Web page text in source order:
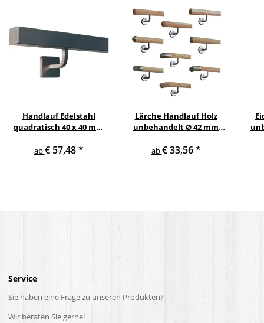
Handlauf Edelstahl
quadratisch 40 x 40 mm
Edelstahlhalter
ab€ 57,48*
Lärche Handlauf Holz
unbehandelt Ø 42 mm
Edelstahlhalter und
ab€ 33,56*
Service
Sie haben eine Frage zu unseren Produkten?
Wir beraten Sie gerne!